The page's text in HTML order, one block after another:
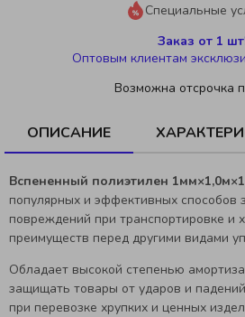
Специальные
Заказ от 1
Оптовым клиентам
Возможна отсрочка
ОПИСАНИЕ
Вспененный полиэтилен
популярных и эффективных способов
повреждений при транспортировке и
преимуществ перед другими видами
Обладает высокой степенью
защищать товары от ударов и
при перевозке хрупких и ценных